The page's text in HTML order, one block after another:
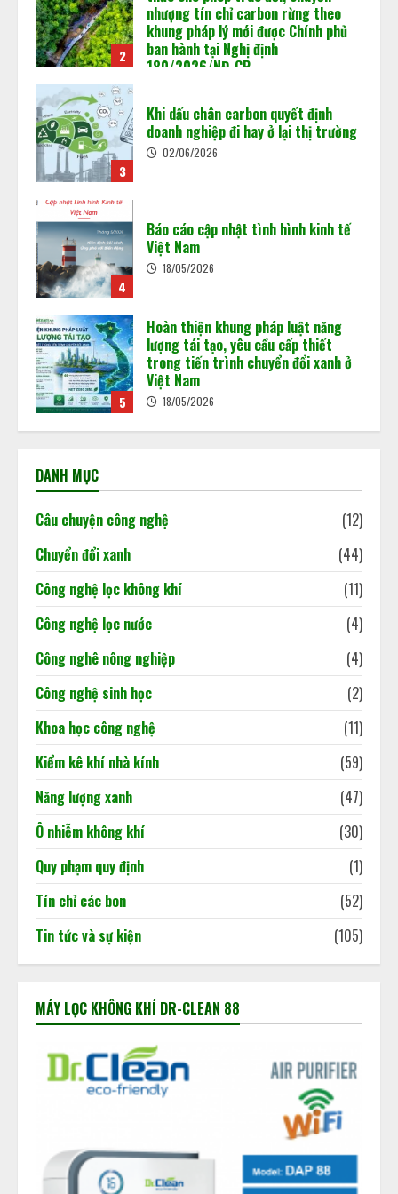
2
3
Chuẩn bị “luật chơi” mới của Sàn
4
02/06/2026
3
Khi dấu chân carbon quyết định
doanh nghiệp đi hay ở lại thị trường
4
Báo cáo cập nhật tình hình kinh tế
5
Hoàn thiện khung pháp luật năng
lượng tái tạo, yêu cầu cấp thiết
18/05/2026
Vận hành sàn giao dịch carbon
trong nước: “Mở cánh cửa” cho nền
2
Từ ngày 1/7/2026, Việt Nam chính
nhượng tín chỉ carbon rừng theo
khung pháp lý mới được Chính phủ
180/2026/NĐ-CP.
02/06/2026
3
Khi dấu chân carbon quyết định
doanh nghiệp đi hay ở lại thị trường
02/06/2026
4
Báo cáo cập nhật tình hình kinh tế
Việt Nam
18/05/2026
DANH MỤC
Câu chuyện công nghệ
(12)
Chuyển đổi xanh
(44)
Công nghệ lọc không khí
(11)
Công nghệ lọc nước
(4)
Công nghê nông nghiệp
(4)
Công nghệ sinh học
(2)
Khoa học công nghệ
(11)
Kiểm kê khí nhà kính
(59)
Năng lượng xanh
(47)
Ô nhiễm không khí
(30)
Quy phạm quy định
(1)
Tín chỉ các bon
(52)
Tin tức và sự kiện
(105)
MÁY LỌC KHÔNG KHÍ DR-CLEAN 88